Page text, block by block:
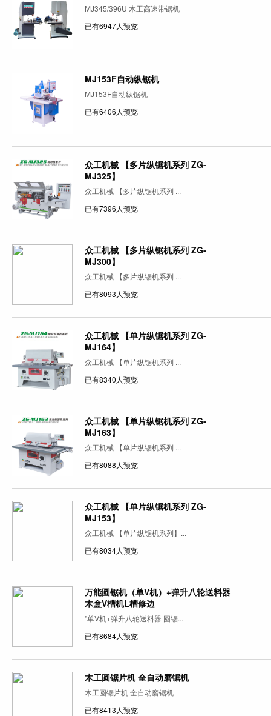
MJ345/396U 木工高速带锯机
已有6947人预览
MJ153F自动纵锯机
MJ153F自动纵锯机
已有6406人预览
众工机械 【多片纵锯机系列 ZG-
MJ325】
众工机械 【多片纵锯机系列 ...
已有7396人预览
众工机械 【多片纵锯机系列 ZG-
MJ300】
众工机械 【多片纵锯机系列 ...
已有8093人预览
众工机械 【单片纵锯机系列 ZG-
MJ164】
众工机械 【单片纵锯机系列 ...
已有8340人预览
众工机械 【单片纵锯机系列 ZG-
MJ163】
众工机械 【单片纵锯机系列 ...
已有8088人预览
众工机械 【单片纵锯机系列 ZG-
MJ153】
众工机械 【单片纵锯机系列】...
已有8034人预览
万能圆锯机（单V机）+弹升八轮送料器
木盒V槽机L槽修边
"单V机+弹升八轮送料器 圆锯...
已有8684人预览
木工圆锯片机 全自动磨锯机
木工圆锯片机 全自动磨锯机
已有8413人预览